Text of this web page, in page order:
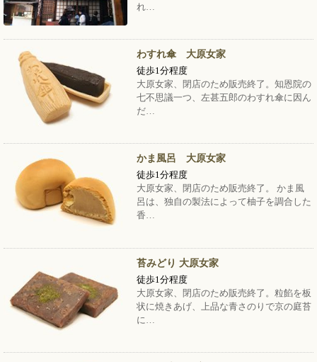
れ…
わすれ傘 大原女家
徒歩1分程度
大原女家、閉店のため販売終了。知恩院の
七不思議一つ、左甚五郎のわすれ傘に因ん
だ…
かま風呂 大原女家
徒歩1分程度
大原女家、閉店のため販売終了。 かま風
呂は、独自の製法によって柚子を調合した
香…
苔みどり 大原女家
徒歩1分程度
大原女家、閉店のため販売終了。粒餡を板
状に焼きあげ、上品な青さのりで京の庭苔
に…